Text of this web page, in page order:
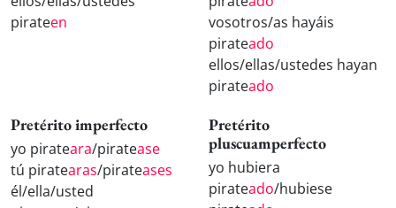
pirateen
vosotros/as hayáis
pirateado
ellos/ellas/ustedes hayan
pirateado
Pretérito imperfecto
yo pirateara/piratease
tú piratearas/pirateases
él/ella/usted
Pretérito
pluscuamperfecto
yo hubiera
pirateado/hubiese